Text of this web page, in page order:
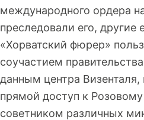
международного ордера
преследовали его, другие
«Хорватский фюрер»
соучастием
данным центра
прямой доступ к
советником различных